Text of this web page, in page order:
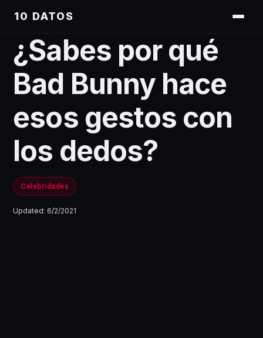
10 DATOS
¿Sabes por qué
Bad Bunny hace
esos gestos con
los dedos?
Celebridades
Updated: 6/2/2021